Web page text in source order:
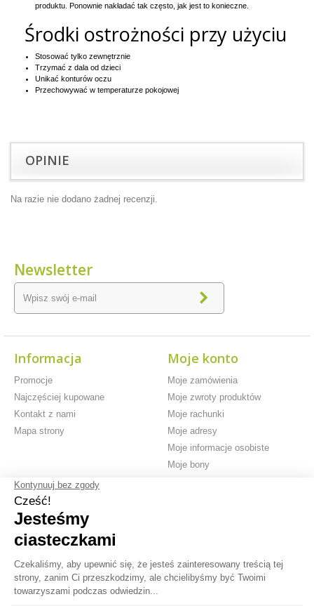
produktu. Ponownie nakładać tak często, jak jest to konieczne.
Środki ostrożności przy użyciu
Stosować tylko zewnętrznie
Trzymać z dala od dzieci
Unikać konturów oczu
Przechowywać w temperaturze pokojowej
OPINIE
Na razie nie dodano żadnej recenzji.
Newsletter
Informacja
Promocje
Najczęściej kupowane
Kontakt z nami
Mapa strony
Moje konto
Moje zamówienia
Moje zwroty produktów
Moje rachunki
Moje adresy
Moje informacje osobiste
Moje bony
Płatność
zabezpieczona
w 100%